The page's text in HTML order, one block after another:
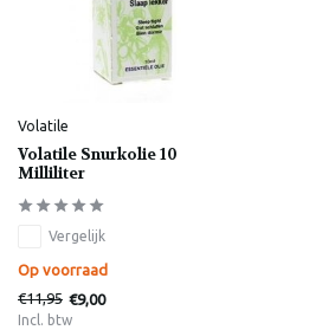
Volatile
Volatile Snurkolie 10
Milliliter
Vergelijk
Op voorraad
€11,95 €9,00
Incl. btw